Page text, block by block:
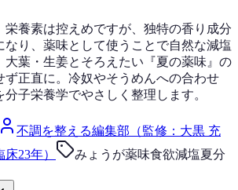
栄養素は控えめですが、独特の香り成分
なり、薬味として使うことで自然な減塩
大葉・生姜とそろえたい『夏の薬味』の
ず正直に。冷奴やそうめんへの合わせ
子栄養学でやさしく整理します。
不調を整える編集部（監修：大黒 充
23年）
みょうが薬味食欲減塩夏分